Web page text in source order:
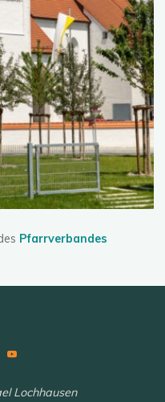
Pfarrverbandes
Lochhausen